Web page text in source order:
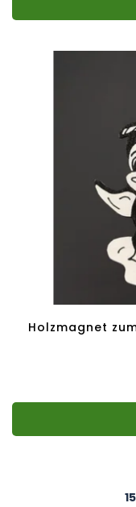
Holzmagnet
15